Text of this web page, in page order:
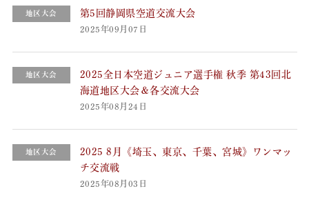
地区大会 第5回静岡県空道交流大会
2025年09月07日
地区大会
2025全日本空道ジュニア選手権 秋季 第43回北
海道地区大会＆各交流大会
2025年08月24日
地区大会
2025 8月《埼玉、東京、千葉、宮城》ワンマッ
チ交流戦
2025年08月03日